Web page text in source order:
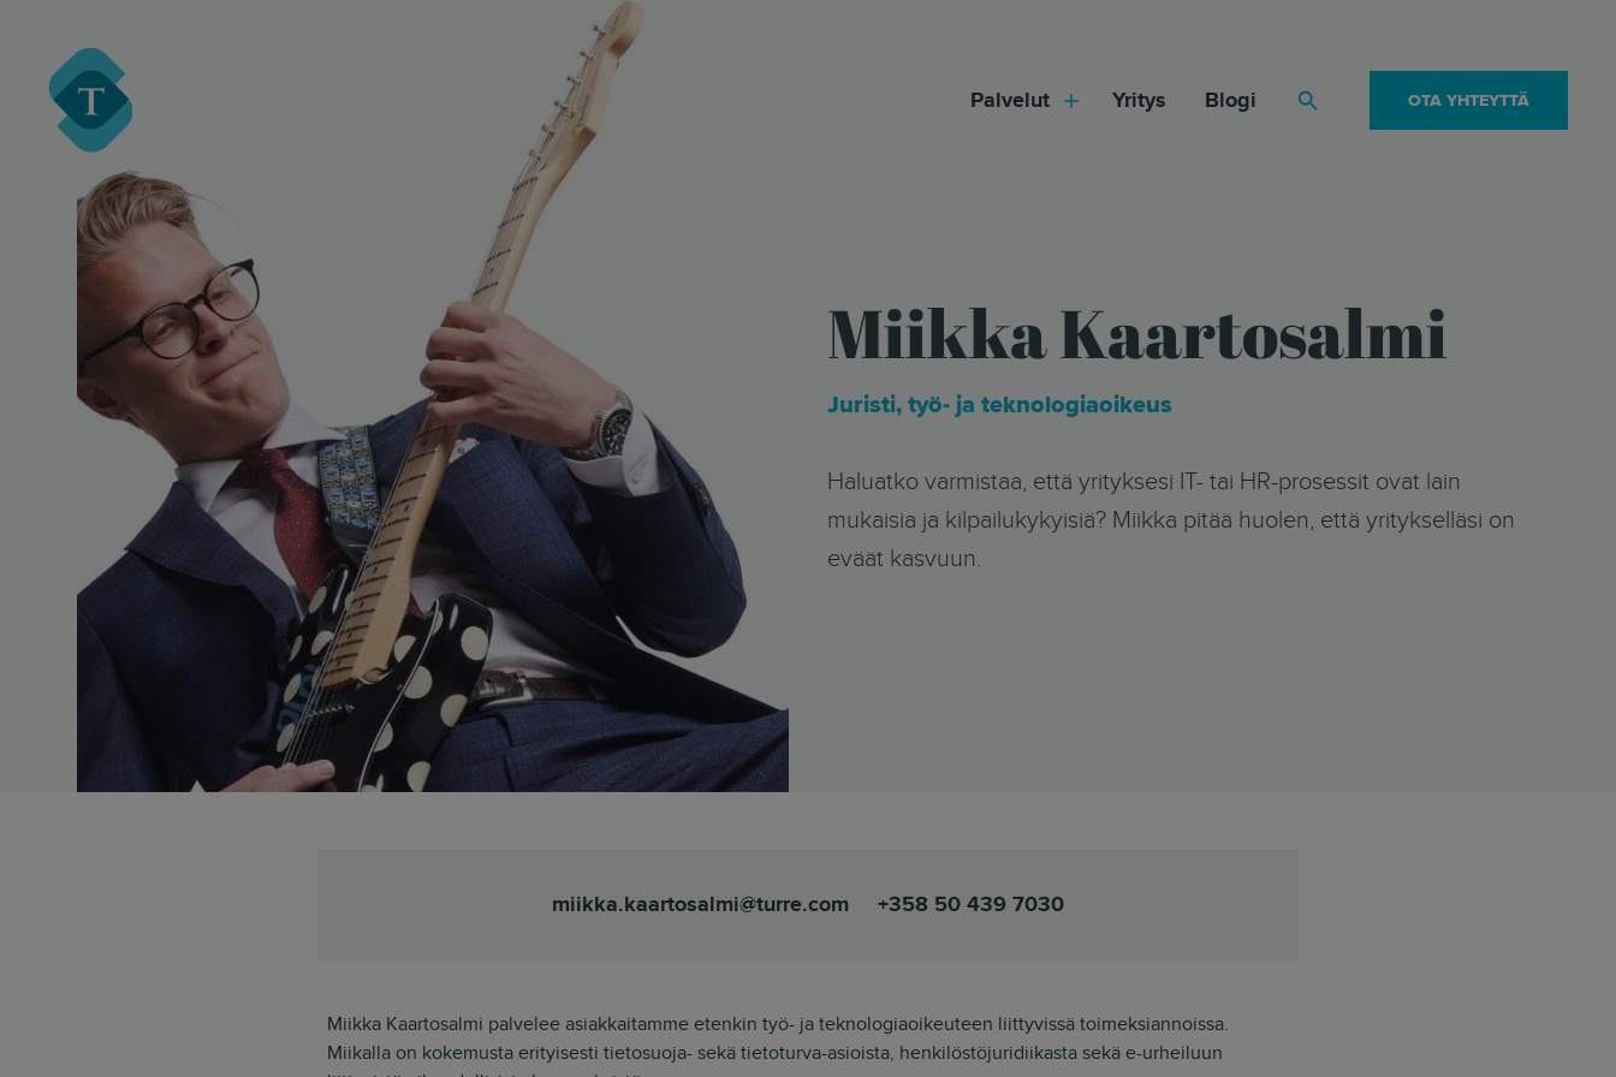
Turre Legal
Palvelut Yritys Blogi OTA YHTEYTTÄ
Miikka Kaartosalmi
Juristi, työ- ja teknologiaoikeus
Haluatko varmistaa, että yrityksesi IT- tai HR-prosessit ovat lain
mukaisia ja kilpailukykyisiä? Miikka pitää huolen, että yritykselläsi on
eväät kasvuun.
miikka.kaartosalmi@turre.com +358 50 439 7030
Miikka Kaartosalmi palvelee asiakkaitamme etenkin työ- ja teknologiaoikeuteen liittyvissä toimeksiannoissa.
Miikalla on kokemusta erityisesti tietosuoja- sekä tietoturva-asioista, henkilöstöjuridiikasta sekä e-urheiluun